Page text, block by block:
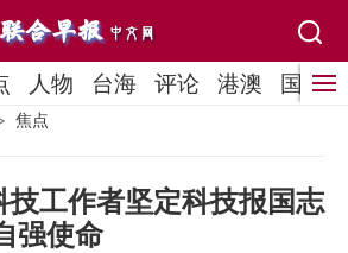
人物 台海 评论 港澳 国际
焦点
技工作者坚定科技报国志
强使命